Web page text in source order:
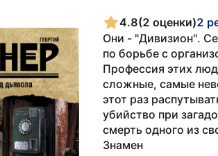
4.8(2 оценки)2
Они - "Дивизион".
по борьбе с
Профессия этих
сложные, самые
этот раз
убийство при
смерть одного из
Знамен